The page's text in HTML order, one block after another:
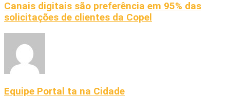
Canais digitais são preferência em 95% das
solicitações de clientes da Copel
Equipe Portal ta na Cidade